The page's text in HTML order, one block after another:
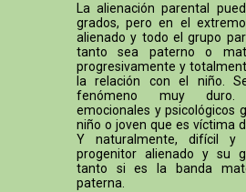
La alienación parental
grados, pero en el
alienado y todo el grupo
tanto sea paterno o
progresivamente y
la relación con el niño.
fenómeno muy
emocionales y psicológicos
niño o joven que es víctima
Y naturalmente, difícil y
progenitor alienado y su
tanto si es la banda
paterna.